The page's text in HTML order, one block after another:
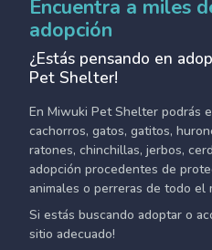
Encuentra a miles
adopción
¿Estás pensando en
Pet Shelter!
En Miwuki Pet Shelter podrás
cachorros, gatos, gatitos,
ratones, chinchillas, jerbos,
adopción procedentes de
animales o perreras de todo el
Si estás buscando adoptar o
sitio adecuado!